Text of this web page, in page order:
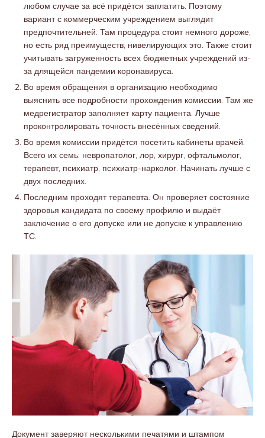
любом случае за всё придётся заплатить. Поэтому
вариант с коммерческим учреждением выглядит
предпочтительней. Там процедура стоит немного дороже,
но есть ряд преимуществ, нивелирующих это. Также стоит
учитывать загруженность всех бюджетных учреждений из-
за длящейся пандемии коронавируса.
Во время обращения в организацию необходимо
выяснить все подробности прохождения комиссии. Там же
медрегистратор заполняет карту пациента. Лучше
проконтролировать точность внесённых сведений.
Во время комиссии придётся посетить кабинеты врачей.
Всего их семь: невропатолог, лор, хирург, офтальмолог,
терапевт, психиатр, психиатр-нарколог. Начинать лучше с
двух последних.
Последним проходят терапевта. Он проверяет состояние
здоровья кандидата по своему профилю и выдаёт
заключение о его допуске или не допуске к управлению
ТС.
Документ заверяют несколькими печатями и штампом